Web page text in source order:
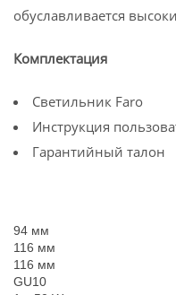
обуславливается
Комплектация
Светильник Faro
Инструкция
Гарантийный талон
94 мм
116 мм
116 мм
GU10